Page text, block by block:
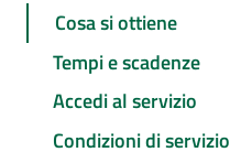
Cosa si ottiene
Tempi e scadenze
Accedi al servizio
Condizioni di servizio